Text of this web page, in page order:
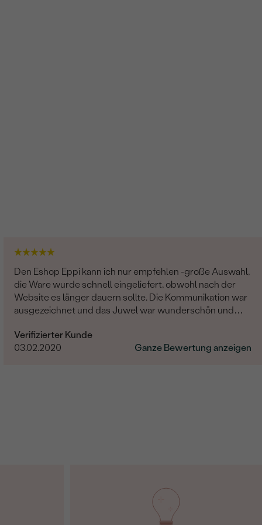
Den Eshop Eppi kann ich nur empfehlen -große Auswahl,
die Ware wurde schnell eingeliefert, obwohl nach der
Website es länger dauern sollte. Die Kommunikation war
ausgezeichnet und das Juwel war wunderschön und
Verifizierter Kunde
03.02.2020
Ganze Bewertung anzeigen